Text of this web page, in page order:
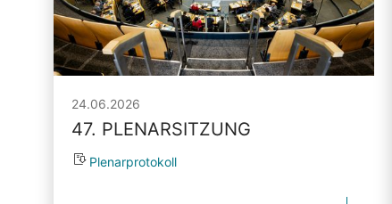
24.06.2026
47. PLENARSITZUNG
Plenarprotokoll